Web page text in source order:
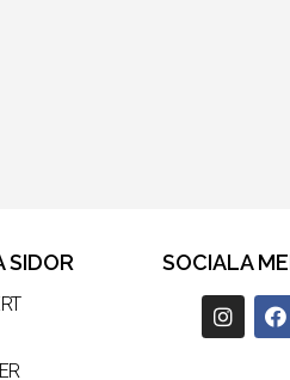
SIDOR SOCIALA